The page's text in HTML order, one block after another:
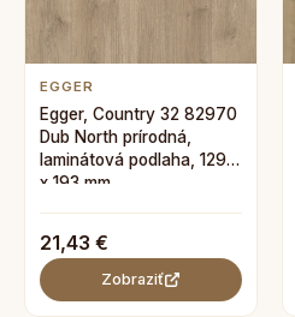
EGGER
Egger, Country 32 82970
Dub North prírodná,
laminátová podlaha, 1292
x 193 mm
21,43 €
Zobraziť